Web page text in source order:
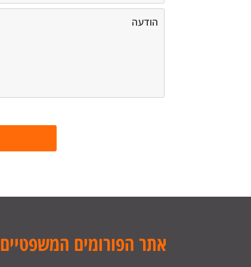
אתר הפורומים המשפטיים